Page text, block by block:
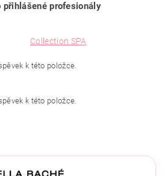
přihlášené profesionály
Collection SPA
k této položce.
k této položce.